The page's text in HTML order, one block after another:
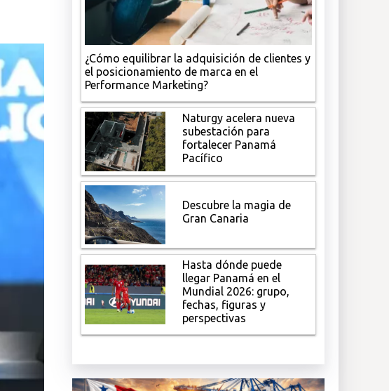
¿Cómo equilibrar la adquisición de clientes y
el posicionamiento de marca en el
Performance Marketing?
Naturgy acelera nueva
subestación para
fortalecer Panamá
Pacífico
Descubre la magia de
Gran Canaria
Hasta dónde puede
llegar Panamá en el
Mundial 2026: grupo,
fechas, figuras y
perspectivas